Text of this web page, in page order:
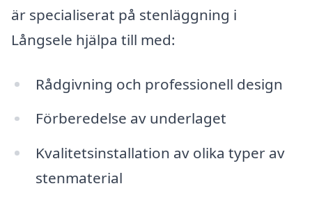
är specialiserat på stenläggning i
Långsele hjälpa till med:
Rådgivning och professionell design
Förberedelse av underlaget
Kvalitetsinstallation av olika typer av
stenmaterial